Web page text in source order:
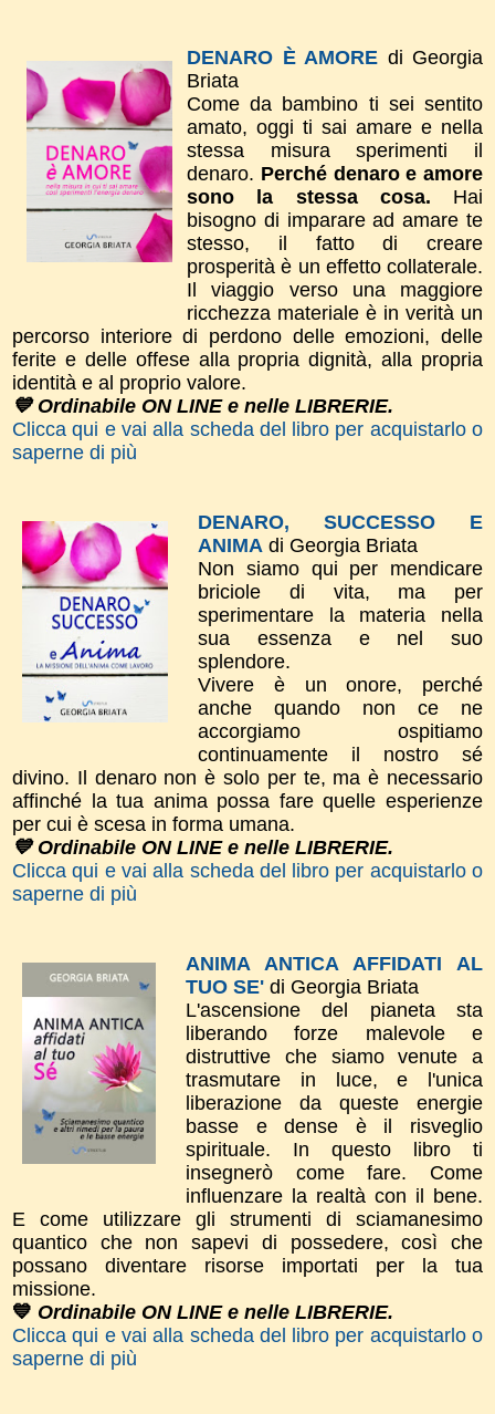
DENARO È AMORE di Georgia
Briata
Come da bambino ti sei sentito
amato, oggi ti sai amare e nella
stessa misura sperimenti il
denaro. Perché denaro e amore
sono la stessa cosa. Hai
bisogno di imparare ad amare te
stesso, il fatto di creare
prosperità è un effetto collaterale.
Il viaggio verso una maggiore
ricchezza materiale è in verità un
percorso interiore di perdono delle emozioni, delle
ferite e delle offese alla propria dignità, alla propria
identità e al proprio valore.
💙 Ordinabile ON LINE e nelle LIBRERIE.
Clicca qui e vai alla scheda del libro per acquistarlo o
saperne di più
DENARO, SUCCESSO E
ANIMA di Georgia Briata
Non siamo qui per mendicare
briciole di vita, ma per
sperimentare la materia nella
sua essenza e nel suo
splendore.
Vivere è un onore, perché
anche quando non ce ne
accorgiamo ospitiamo
continuamente il nostro sé
divino. Il denaro non è solo per te, ma è necessario
affinché la tua anima possa fare quelle esperienze
per cui è scesa in forma umana.
💙 Ordinabile ON LINE e nelle LIBRERIE.
Clicca qui e vai alla scheda del libro per acquistarlo o
saperne di più
ANIMA ANTICA AFFIDATI AL
TUO SE' di Georgia Briata
L'ascensione del pianeta sta
liberando forze malevole e
distruttive che siamo venute a
trasmutare in luce, e l'unica
liberazione da queste energie
basse e dense è il risveglio
spirituale. In questo libro ti
insegnerò come fare. Come
influenzare la realtà con il bene.
E come utilizzare gli strumenti di sciamanesimo
quantico che non sapevi di possedere, così che
possano diventare risorse importati per la tua
missione.
💙 Ordinabile ON LINE e nelle LIBRERIE.
Clicca qui e vai alla scheda del libro per acquistarlo o
saperne di più